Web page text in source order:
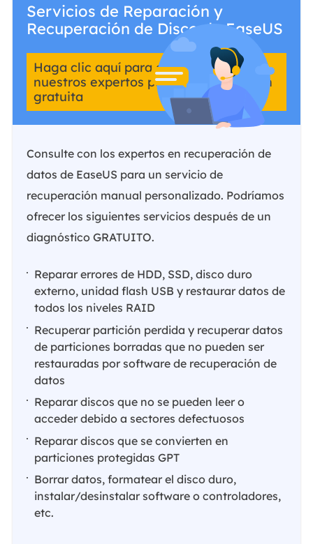
Servicios de Reparación y
Recuperación de Disco de EaseUS
Haga clic aquí para contactar con
nuestros expertos para una evaluación
gratuita
Consulte con los expertos en recuperación de
datos de EaseUS para un servicio de
recuperación manual personalizado. Podríamos
ofrecer los siguientes servicios después de un
diagnóstico GRATUITO.
Reparar errores de HDD, SSD, disco duro
externo, unidad flash USB y restaurar datos de
todos los niveles RAID
Recuperar partición perdida y recuperar datos
de particiones borradas que no pueden ser
restauradas por software de recuperación de
datos
Reparar discos que no se pueden leer o
acceder debido a sectores defectuosos
Reparar discos que se convierten en
particiones protegidas GPT
Borrar datos, formatear el disco duro,
instalar/desinstalar software o controladores,
etc.